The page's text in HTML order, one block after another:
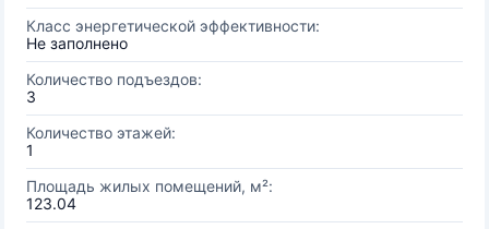
Класс энергетической эффективности:
Не заполнено
Количество подъездов:
3
Количество этажей:
1
Площадь жилых помещений, м²:
123.04